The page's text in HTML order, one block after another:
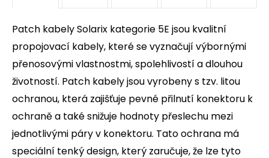
Patch kabely Solarix kategorie 5E jsou kvalitní
propojovací kabely, které se vyznačují výbornými
přenosovými vlastnostmi, spolehlivostí a dlouhou
životností. Patch kabely jsou vyrobeny s tzv. litou
ochranou, která zajišťuje pevné přilnutí konektoru k
ochraně a také snižuje hodnoty přeslechu mezi
jednotlivými páry v konektoru. Tato ochrana má
speciální tenký design, který zaručuje, že lze tyto